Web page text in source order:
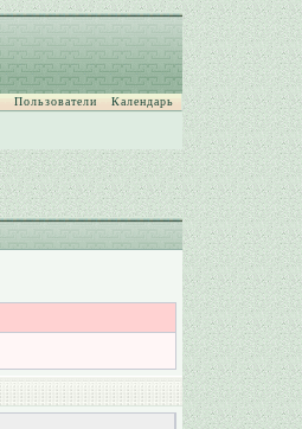
Пользователи Календарь